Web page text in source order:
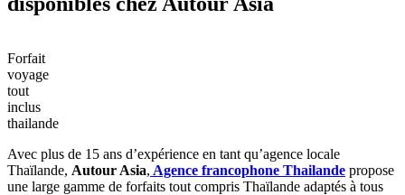
Forfait
voyage
tout
inclus
thailande
Avec plus de 15 ans d’expérience en tant qu’agence locale
Thaïlande, Autour Asia, Agence francophone Thailande propose
une large gamme de forfaits tout compris Thaïlande adaptés à tous